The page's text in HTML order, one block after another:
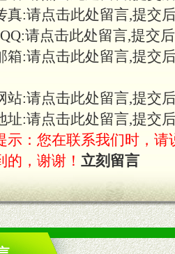
体验及宣传彩
各大知名网站
力。
实际情况提供
及支持
市场协助制定
真:请点击此处留言,提交
请点击此处留言,提交
箱:请点击此处留言,提交
站:请点击此处留言,提交
址:请点击此处留言,提交
示：您在联系我们时，请
的，谢谢！ 立刻留言